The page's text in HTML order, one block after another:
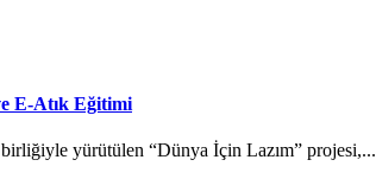
E-Atık Eğitimi
yürütülen “Dünya İçin Lazım” projesi,...